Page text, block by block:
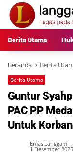
Langsung
konten
Berita Utama
Beranda Berita
Berita Utama
Guntur
PAC PP
Untuk
Emas Langgam
1 Desember 2025